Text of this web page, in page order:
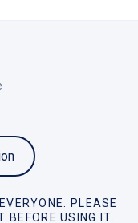
PLEASE
BEFORE USING IT.